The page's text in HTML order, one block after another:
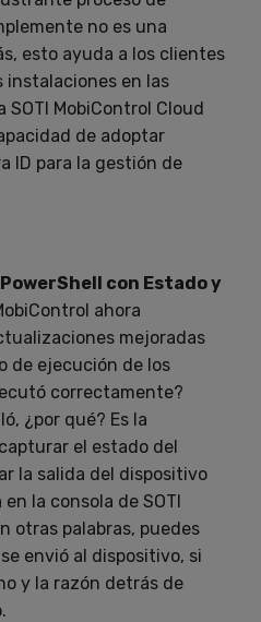
no es una
esto ayuda a los clientes
instalaciones en las
SOTI MobiControl Cloud
de adoptar
ID para la gestión de
con Estado y
ahora
mejoradas
de ejecución de los
correctamente?
¿por qué? Es la
el estado del
la salida del dispositivo
la consola de SOTI
otras palabras, puedes
envió al dispositivo, si
y la razón detrás de